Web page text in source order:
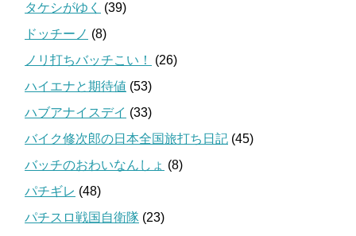
タケシがゆく
(39)
ドッチーノ (8)
ノリ打ちバッチこい！
(26)
ハイエナと期待値 (53)
ハブアナイスデイ (33)
バイク修次郎の日本全国旅打ち日記 (45)
バッチのおわいなんしょ (8)
パチギレ (48)
パチスロ戦国自衛隊 (23)